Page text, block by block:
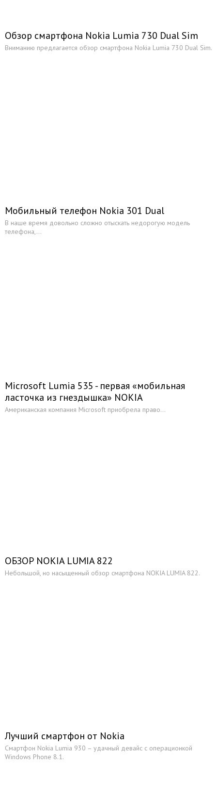
Обзор смартфона Nokia Lumia 730 Dual Sim
Вниманию предлагается обзор смартфона Nokia Lumia 730 Dual Sim.
Мобильный телефон Nokia 301 Dual
В наше время довольно сложно отыскать недорогую модель
телефона,...
Microsoft Lumia 535 - первая «мобильная
ласточка из гнездышка» NOKIA
Американская компания Microsoft приобрела право...
ОБЗОР NOKIA LUMIA 822
Небольшой, но насыщенный обзор смартфона NOKIA LUMIA 822.
Лучший смартфон от Nokia
Смартфон Nokia Lumia 930 – удачный девайс с операционкой
Windows Phone 8.1.